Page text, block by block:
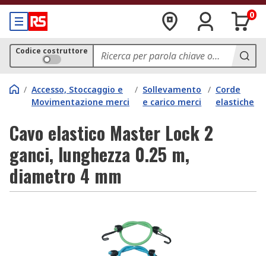
0
Codice costruttore
/ Accesso, Stoccaggio e
Movimentazione merci
/ Sollevamento
e carico merci
/ Corde
elastiche
Cavo elastico Master Lock 2
ganci, lunghezza 0.25 m,
diametro 4 mm